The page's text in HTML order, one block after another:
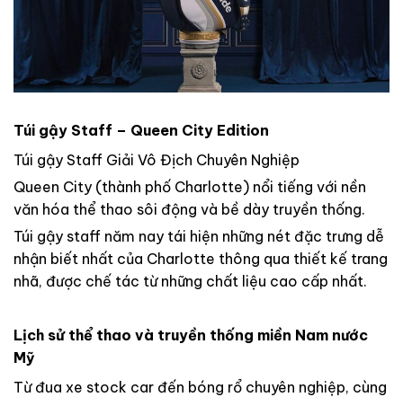
Túi gậy Staff – Queen City Edition
Túi gậy Staff Giải Vô Địch Chuyên Nghiệp
Queen City (thành phố Charlotte) nổi tiếng với nền
văn hóa thể thao sôi động và bề dày truyền thống.
Túi gậy staff năm nay tái hiện những nét đặc trưng dễ
nhận biết nhất của Charlotte thông qua thiết kế trang
nhã, được chế tác từ những chất liệu cao cấp nhất.
Lịch sử thể thao và truyền thống miền Nam nước
Mỹ
Từ đua xe stock car đến bóng rổ chuyên nghiệp, cùng